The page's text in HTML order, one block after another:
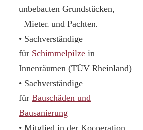
unbebauten Grundstücken,
Mieten und Pachten.
• Sachverständige
für Schimmelpilze in
Innenräumen (TÜV Rheinland)
• Sachverständige
für Bauschäden und
Bausanierung
• Mitglied in der Kooperation